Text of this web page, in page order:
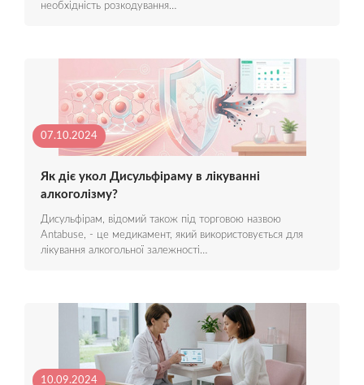
необхідність розкодування…
07.10.2024
Як діє укол Дисульфіраму в лікуванні
алкоголізму?
Дисульфірам, відомий також під торговою назвою
Antabuse, - це медикамент, який використовується для
лікування алкогольної залежності…
10.09.2024